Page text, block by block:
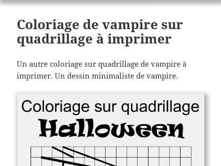
Coloriage de vampire sur
quadrillage à imprimer
Un autre coloriage sur quadrillage de vampire à
imprimer. Un dessin minimaliste de vampire.